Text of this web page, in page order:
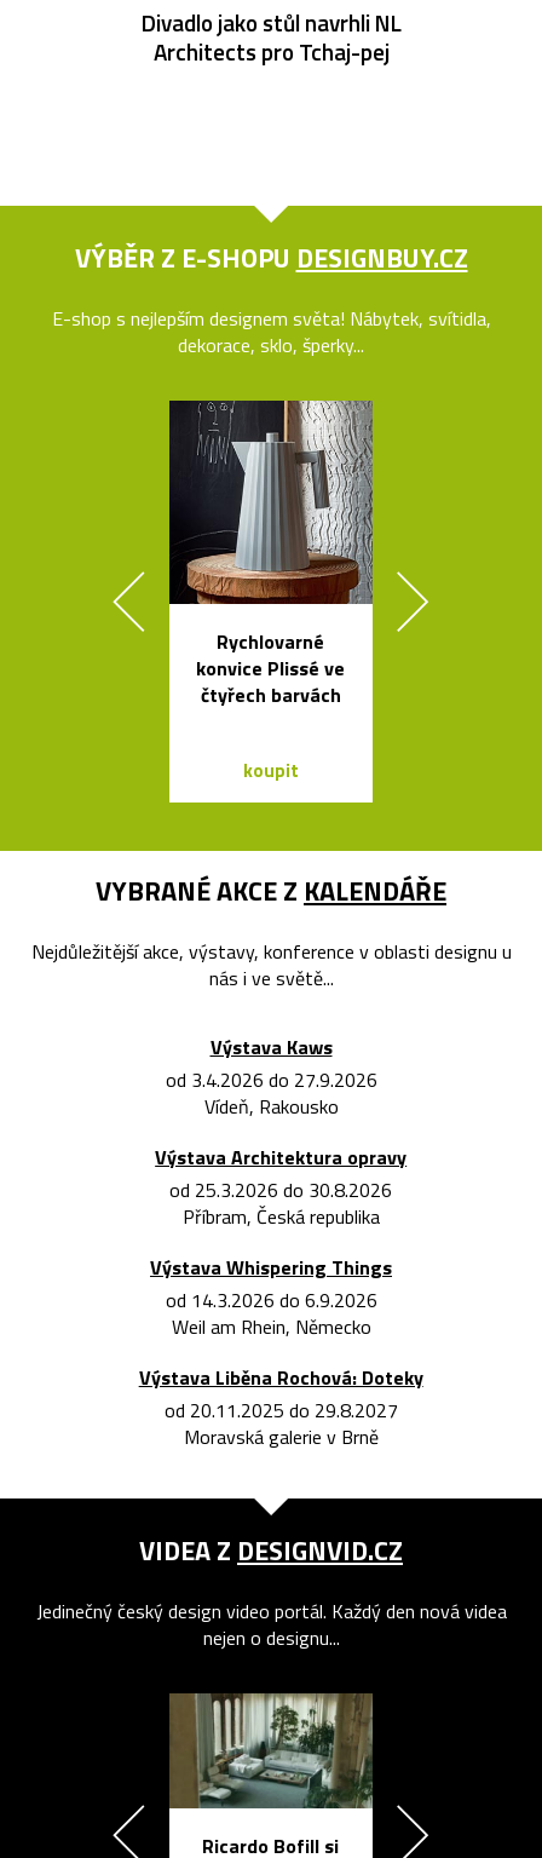
Divadlo jako stůl navrhli NL
Architects pro Tchaj-pej
VÝBĚR Z E-SHOPU DESIGNBUY.CZ
E-shop s nejlepším designem světa! Nábytek, svítidla,
dekorace, sklo, šperky...
Rychlovarné
konvice Plissé ve
čtyřech barvách
koupit
VYBRANÉ AKCE Z KALENDÁŘE
Nejdůležitější akce, výstavy, konference v oblasti designu u
nás i ve světě...
Výstava Kaws
od 3.4.2026 do 27.9.2026
Vídeň, Rakousko
Výstava Architektura opravy
od 25.3.2026 do 30.8.2026
Příbram, Česká republika
Výstava Whispering Things
od 14.3.2026 do 6.9.2026
Weil am Rhein, Německo
Výstava Liběna Rochová: Doteky
od 20.11.2025 do 29.8.2027
Moravská galerie v Brně
VIDEA Z DESIGNVID.CZ
Jedinečný český design video portál. Každý den nová videa
nejen o designu...
Ricardo Bofill si